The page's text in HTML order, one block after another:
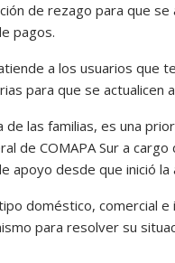
de rezago para que
pagos.
a los usuarios que
para que se actualicen
las familias, es una
de COMAPA Sur a
apoyo desde que inició la
doméstico, comercial
para resolver su